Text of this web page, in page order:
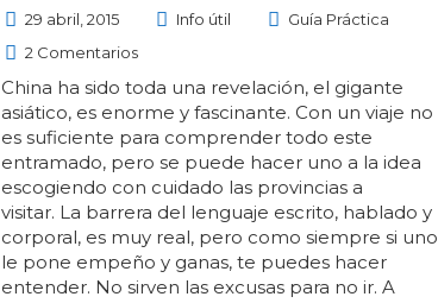
29 abril, 2015 Info útil
Guía Práctica
2 Comentarios
China ha sido toda una revelación, el gigante
asiático, es enorme y fascinante. Con un viaje no
es suficiente para comprender todo este
entramado, pero se puede hacer uno a la idea
escogiendo con cuidado las provincias a
visitar. La barrera del lenguaje escrito, hablado y
corporal, es muy real, pero como siempre si uno
le pone empeño y ganas, te puedes hacer
entender. No sirven las excusas para no ir. A